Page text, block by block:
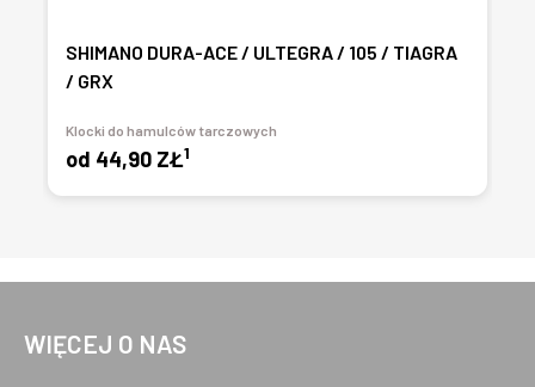
SHIMANO DURA-ACE / ULTEGRA / 105 / TIAGRA
/ GRX
Klocki do hamulców tarczowych
od 44,90 ZŁ1
WIĘCEJ O NAS